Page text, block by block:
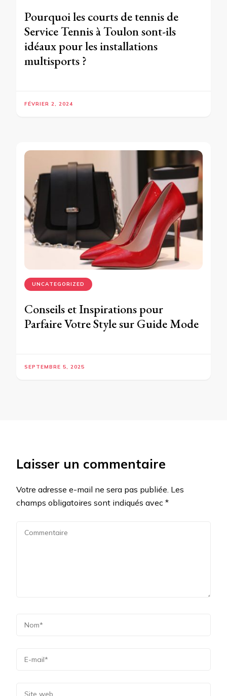
Pourquoi les courts de tennis de
Service Tennis à Toulon sont-ils
idéaux pour les installations
multisports ?
FÉVRIER 2, 2024
UNCATEGORIZED
Conseils et Inspirations pour
Parfaire Votre Style sur Guide Mode
SEPTEMBRE 5, 2025
Laisser un commentaire
Votre adresse e-mail ne sera pas publiée. Les
champs obligatoires sont indiqués avec *